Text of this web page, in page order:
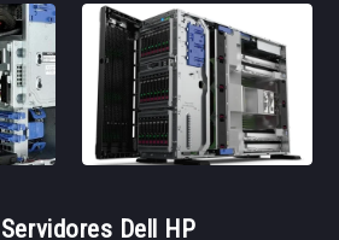
Dell HP